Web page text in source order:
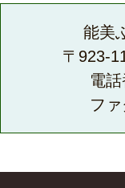
能美
〒923-
電
フ